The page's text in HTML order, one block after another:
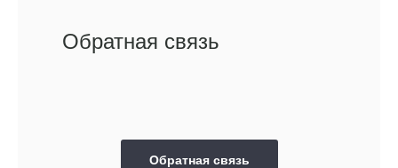
Обратная связь
Обратная связь